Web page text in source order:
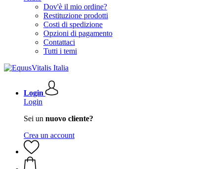
Dov'è il mio ordine?
Restituzione prodotti
Costi di spedizione
Opzioni di pagamento
Contattaci
Tutti i temi
Login
Login
Sei un nuovo cliente?
Crea un account